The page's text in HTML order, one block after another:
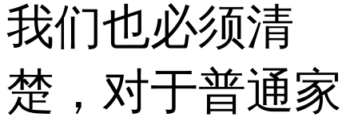
我们也必须清
楚，对于普通家